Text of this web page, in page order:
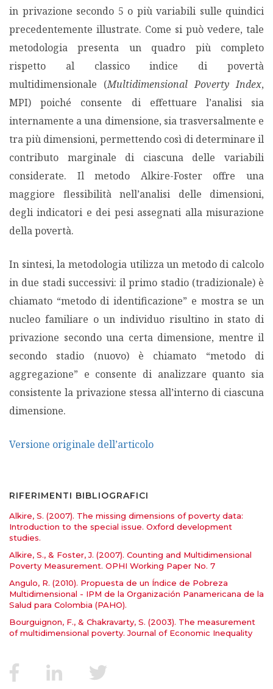
in privazione secondo 5 o più variabili sulle quindici
precedentemente illustrate. Come si può vedere, tale
metodologia presenta un quadro più completo
rispetto al classico indice di povertà
multidimensionale (Multidimensional Poverty Index,
MPI) poiché consente di effettuare l’analisi sia
internamente a una dimensione, sia trasversalmente e
tra più dimensioni, permettendo così di determinare il
contributo marginale di ciascuna delle variabili
considerate. Il metodo Alkire-Foster offre una
maggiore flessibilità nell’analisi delle dimensioni,
degli indicatori e dei pesi assegnati alla misurazione
della povertà.
In sintesi, la metodologia utilizza un metodo di calcolo
in due stadi successivi: il primo stadio (tradizionale) è
chiamato “metodo di identificazione” e mostra se un
nucleo familiare o un individuo risultino in stato di
privazione secondo una certa dimensione, mentre il
secondo stadio (nuovo) è chiamato “metodo di
aggregazione” e consente di analizzare quanto sia
consistente la privazione stessa all’interno di ciascuna
dimensione.
Versione originale dell’articolo
RIFERIMENTI BIBLIOGRAFICI
Alkire, S. (2007). The missing dimensions of poverty data:
Introduction to the special issue. Oxford development
studies.
Alkire, S., & Foster, J. (2007). Counting and Multidimensional
Poverty Measurement. OPHI Working Paper No. 7
Angulo, R. (2010). Propuesta de un Índice de Pobreza
Multidimensional - IPM de la Organización Panamericana de la
Salud para Colombia (PAHO).
Bourguignon, F., & Chakravarty, S. (2003). The measurement
of multidimensional poverty. Journal of Economic Inequality